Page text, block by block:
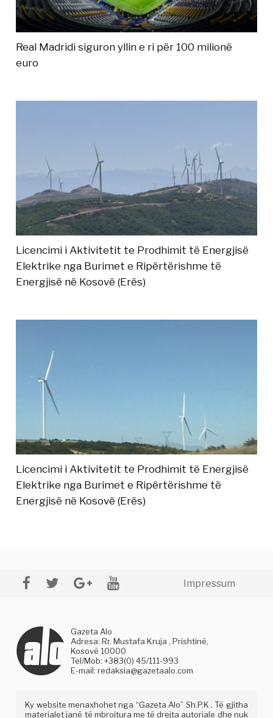
Real Madridi siguron yllin e ri për 100 milionë
euro
Licencimi i Aktivitetit te Prodhimit të Energjisë
Elektrike nga Burimet e Ripërtërishme të
Energjisë në Kosovë (Erës)
Licencimi i Aktivitetit te Prodhimit të Energjisë
Elektrike nga Burimet e Ripërtërishme të
Energjisë në Kosovë (Erës)
Impressum
Gazeta Alo
Adresa: Rr. Mustafa Kruja , Prishtinë,
Kosovë 10000
Tel/Mob: +383(0) 45/111-993
E-mail:redaksia@gazetaalo.com
Ky website menaxhohet nga “Gazeta Alo” Sh.P.K . Të gjitha
materialet janë të mbrojtura me të drejta autoriale dhe nuk